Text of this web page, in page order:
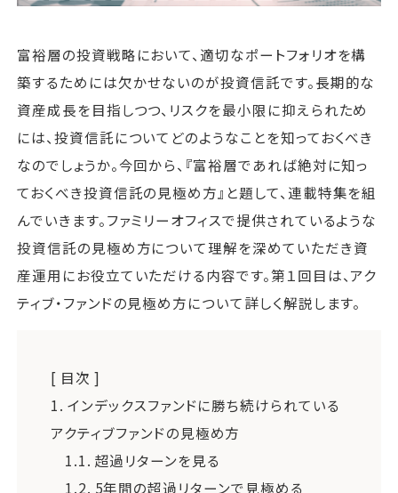
富裕層の投資戦略において、適切なポートフォリオを構
築するためには欠かせないのが投資信託です。長期的な
資産成長を目指しつつ、リスクを最小限に抑えられため
には、投資信託についてどのようなことを知っておくべき
なのでしょうか。今回から、『富裕層であれば絶対に知っ
ておくべき投資信託の見極め方』と題して、連載特集を組
んでいきます。ファミリーオフィスで提供されているような
投資信託の見極め方について理解を深めていただき資
産運用にお役立ていただける内容です。第１回目は、アク
ティブ・ファンドの見極め方について詳しく解説します。
[ 目次 ]
1. インデックスファンドに勝ち続けられている
アクティブファンドの見極め方
1.1. 超過リターンを見る
1.2. 5年間の超過リターンで見極める